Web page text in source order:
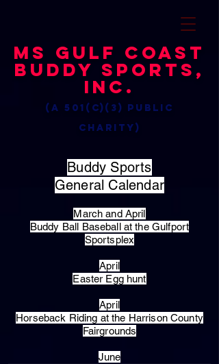
MS Gulf Coast
Buddy Sports,
Inc.
(a 501(c)(3) public
charity)
Buddy Sports
General Calendar
March and April
Buddy Ball Baseball at the Gulfport
Sportsplex
April
Easter Egg hunt
April
Horseback Riding at the Harrison County
Fairgrounds
June